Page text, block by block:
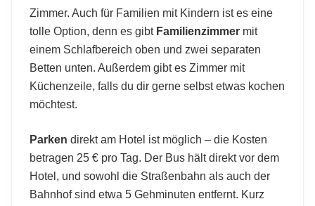
Zimmer. Auch für Familien mit Kindern ist es eine
tolle Option, denn es gibt Familienzimmer mit
einem Schlafbereich oben und zwei separaten
Betten unten. Außerdem gibt es Zimmer mit
Küchenzeile, falls du dir gerne selbst etwas kochen
möchtest.
Parken direkt am Hotel ist möglich – die Kosten
betragen 25 € pro Tag. Der Bus hält direkt vor dem
Hotel, und sowohl die Straßenbahn als auch der
Bahnhof sind etwa 5 Gehminuten entfernt. Kurz